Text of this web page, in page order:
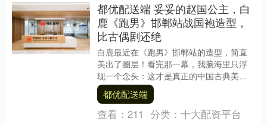
都优配送端 妥妥的赵国公主，白
鹿《跑男》邯郸站战国袍造型，
比古偶剧还绝
白鹿最近在《跑男》邯郸站的造型，简直
美出了圈层！看完那一幕，我脑海里只浮
现一个念头：这才是真正的中国古典美！
她身着一袭赤红色的战国袍，复原款式，
裁剪严谨，纹饰精....
都优配送端
查看： 211 分类： 十大配资平台